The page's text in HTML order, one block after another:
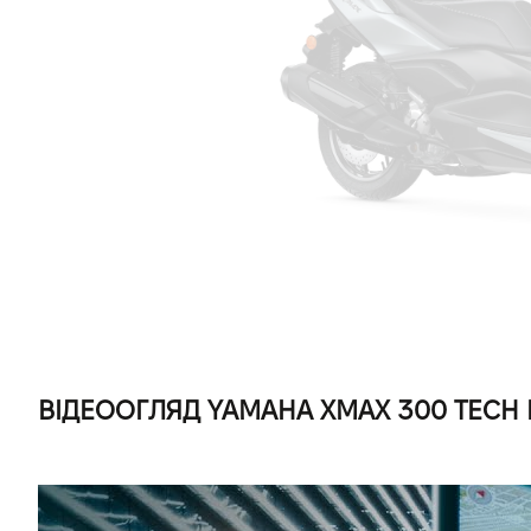
ВІДЕООГЛЯД YAMAHA XMAX 300 TECH